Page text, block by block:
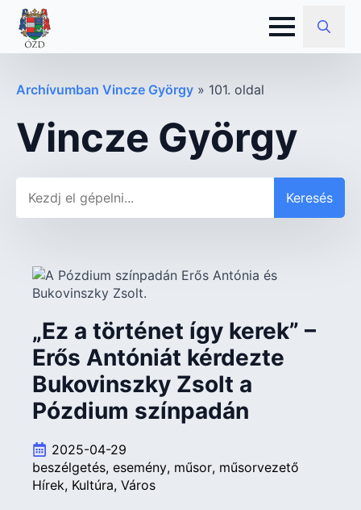
Search
Archívumban Vincze György » 101. oldal
Vincze György
Keresés
„Ez a történet így kerek” –
Erős Antóniát kérdezte
Bukovinszky Zsolt a
Pózdium színpadán
2025-04-29
beszélgetés esemény műsor műsorvezető
Hírek Kultúra Város